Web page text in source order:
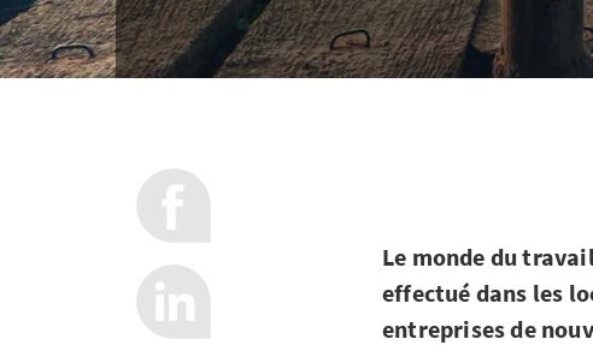
Le monde du
effectué dans les
entreprises de